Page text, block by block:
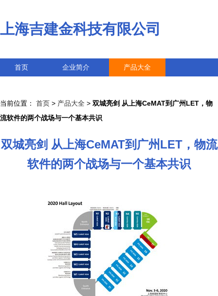
上海吉建金科技有限公司
首页 企业简介 产品大全
当前位置： 首页 > 产品大全 > 双城亮剑 从上海CeMAT到广州LET，物
流软件的两个战场与一个基本共识
双城亮剑 从上海CeMAT到广州LET，物流
软件的两个战场与一个基本共识